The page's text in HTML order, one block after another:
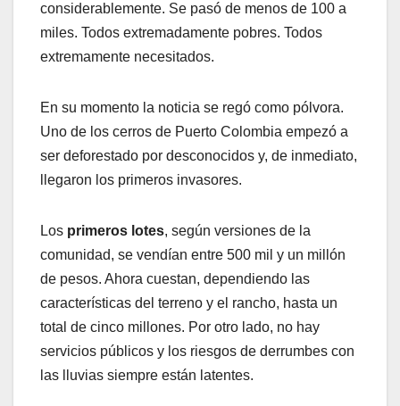
considerablemente. Se pasó de menos de 100 a
miles. Todos extremadamente pobres. Todos
extremamente necesitados.
En su momento la noticia se regó como pólvora.
Uno de los cerros de Puerto Colombia empezó a
ser deforestado por desconocidos y, de inmediato,
llegaron los primeros invasores.
Los primeros lotes, según versiones de la
comunidad, se vendían entre 500 mil y un millón
de pesos. Ahora cuestan, dependiendo las
características del terreno y el rancho, hasta un
total de cinco millones. Por otro lado, no hay
servicios públicos y los riesgos de derrumbes con
las lluvias siempre están latentes.